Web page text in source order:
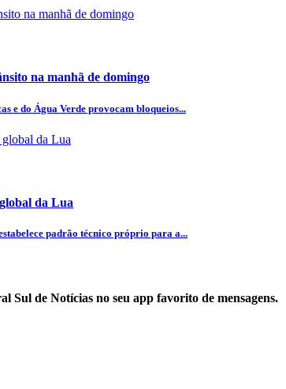
na manhã de domingo
e do Água Verde provocam bloqueios...
da Lua
padrão técnico próprio para a...
Sul de Notícias no seu app favorito de mensagens.